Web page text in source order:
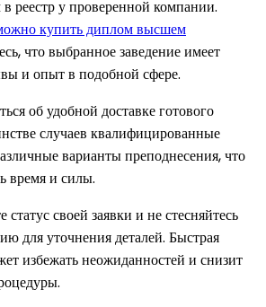
реестр у проверенной компании.
купить диплом высшем
что выбранное заведение имеет
и опыт в подобной сфере.
об удобной доставке готового
случаев квалифицированные
варианты преподнесения, что
время и силы.
статус своей заявки и не стесняйтесь
для уточнения деталей. Быстрая
избежать неожиданностей и снизит